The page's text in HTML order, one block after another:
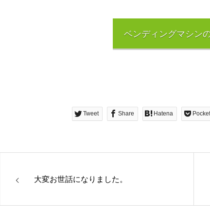
ベンディングマシン
Tweet Share Hatena Pocket
大変お世話になりました。